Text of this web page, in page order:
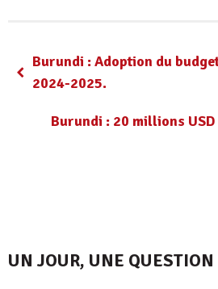
Burundi : Adoption du
2024-2025.
Burundi : 20 millions
UN JOUR, UNE QUESTION